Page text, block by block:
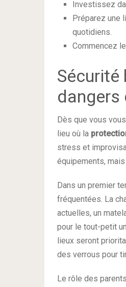
Investissez
Préparez une
quotidiens.
Commencez
Sécurité
dangers
Dès que vous
lieu où la
stress et
équipements,
Dans un premier
fréquentées. La
actuelles, un
pour le tout-petit
lieux seront
des verrous pour
Le rôle des